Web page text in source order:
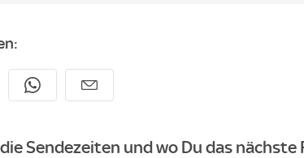
Sendezeiten und wo Du das nächste